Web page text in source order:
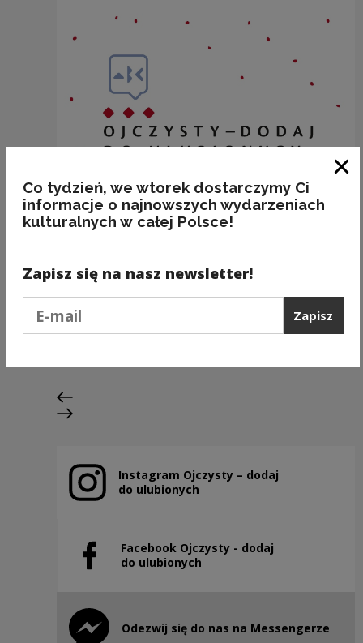
Poprzedni slajd
Następny slajd
Instagram Ojczysty – dodaj
do ulubionych
Uwaga, link zostanie otwarty w nowym oknie
Facebook Ojczysty - dodaj
do ulubionych
Uwaga, link zostanie otwarty w nowym oknie
Odezwij się do nas na Messengerze
Uwaga, link zostanie otwarty w nowym oknie
Co tydzień, we wtorek dostarczymy Ci
informacje o najnowszych wydarzeniach
kulturalnych w całej Polsce!
Zapisz się na nasz newsletter!
Zapisz